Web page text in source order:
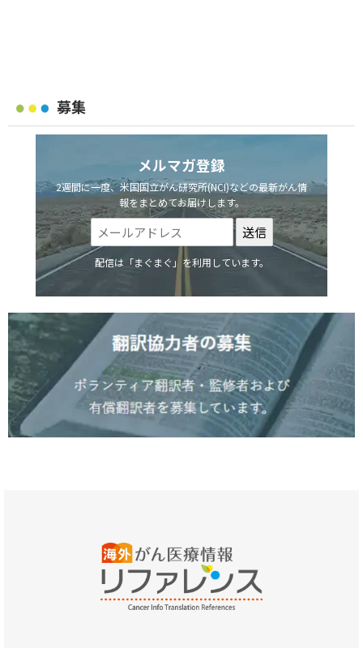
募集
メルマガ登録
2週間に一度、米国国立がん研究所(NCI)などの最新がん情
報をまとめてお届けします。
配信は「まぐまぐ」を利用しています。